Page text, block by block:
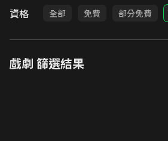
資格 全部 免費 部分免費
戲劇 篩選結果